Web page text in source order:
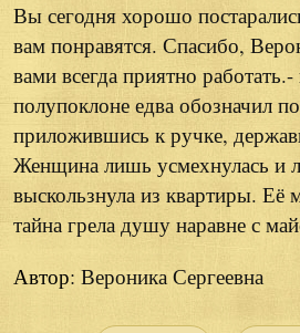
Вы сегодня хорошо
вам понравятся. Спасибо,
вами всегда приятно
полупоклоне едва обозначил
приложившись к ручке,
Женщина лишь усмехнулась и
выскользнула из квартиры. Её
тайна грела душу наравне с
Автор: Вероника Сергеевна